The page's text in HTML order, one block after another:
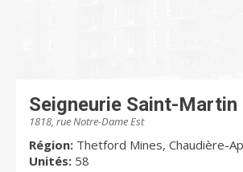
Seigneurie Saint-Martin
1818, rue Notre-Dame Est
Région: Thetford Mines, Chaudière-
Unités: 58